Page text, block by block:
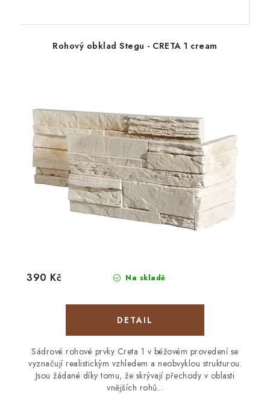
Rohový obklad Stegu - CRETA 1 cream
Na skladě
390 Kč
Sádrové rohové prvky Creta 1 v béžovém provedení se
vyznačují realistickým vzhledem a neobvyklou strukturou.
Jsou žádané díky tomu, že skrývají přechody v oblasti
vnějších rohů...